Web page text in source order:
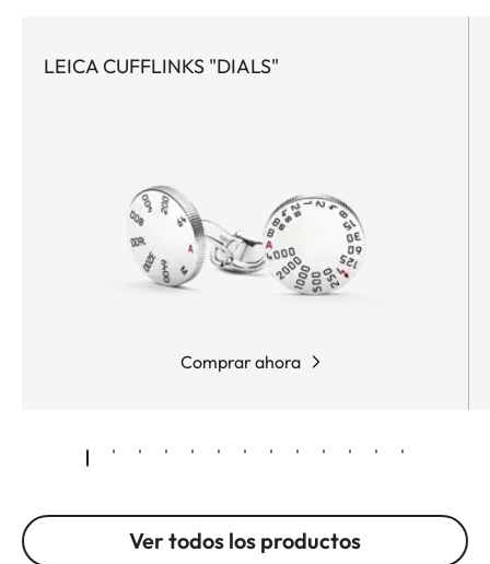
LEICA CUFFLINKS "DIALS"
Comprar ahora
Ver todos los productos